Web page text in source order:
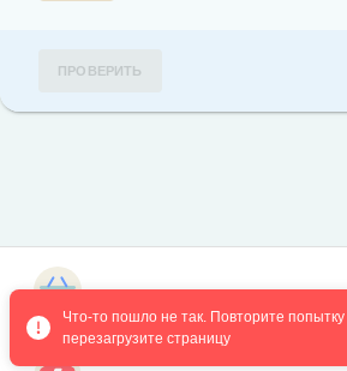
ПРОВЕРИТЬ
Что-то пошло не так. Повторите
перезагрузите страницу